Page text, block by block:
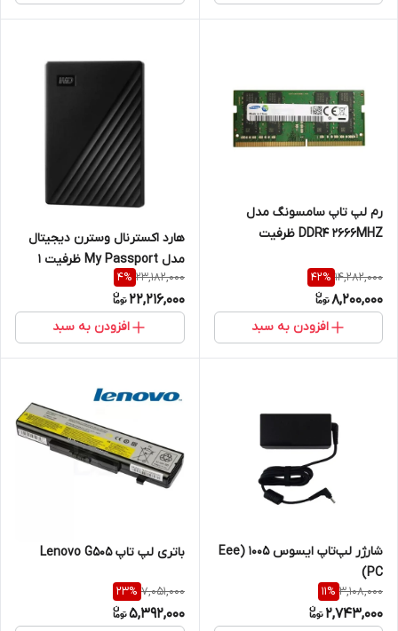
رم لپ تاپ سامسونگ مدل
DDR4 2666MHZ ظرفیت
14,282,000
42%
8,200,000
افزودن به سبد
هارد اکسترنال وسترن دیجیتال
مدل My Passport ظرفیت 1
ترابایت پک ارجینال
23,182,000
4%
22,216,000
افزودن به سبد
شارژر لپ‌تاپ ایسوس 1005 (Eee
PC)
3,108,000
11%
2,743,000
باتری لپ تاپ Lenovo G505
7,051,000
23%
5,392,000